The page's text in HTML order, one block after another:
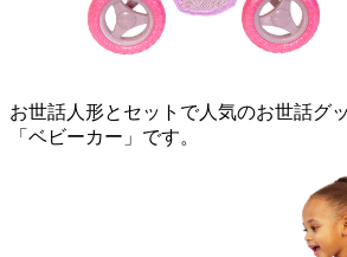
お世話人形とセットで人気のお世話グ
「ベビーカー」です。